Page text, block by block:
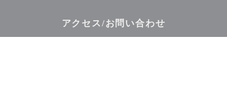
アクセス/お問い合わせ